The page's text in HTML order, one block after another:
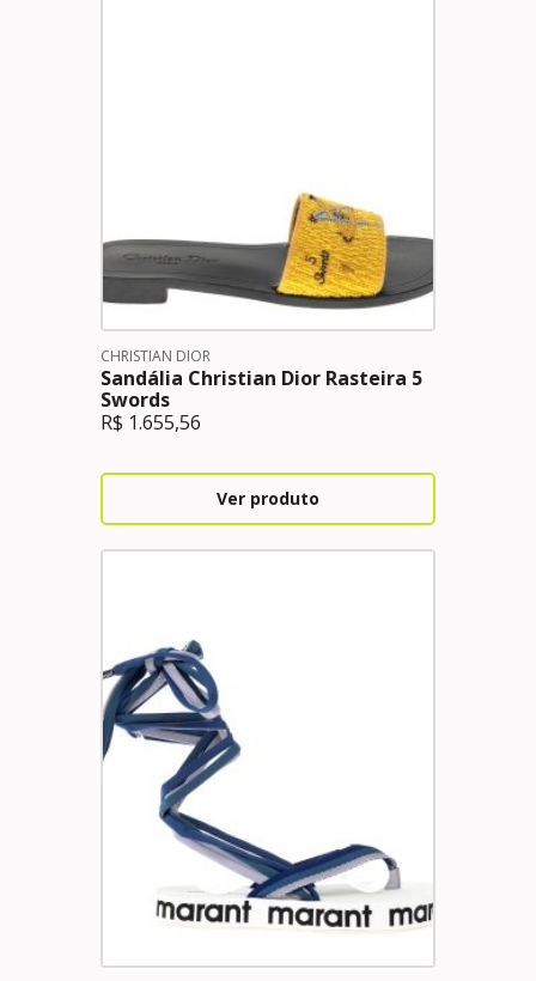
CHRISTIAN DIOR
Sandália Christian Dior Rasteira 5
Swords
R$ 1.655,56
Ver produto